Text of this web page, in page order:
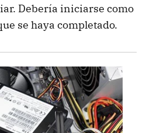
Debería iniciarse como
se haya completado.